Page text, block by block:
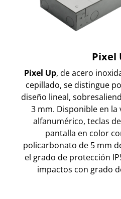
Pixel
Pixel Up, de acero
cepillado, se distingue
diseño lineal,
3 mm. Disponible en
alfanumérico, teclas
pantalla en color
policarbonato de 5 mm
el grado de protección
impactos con grado